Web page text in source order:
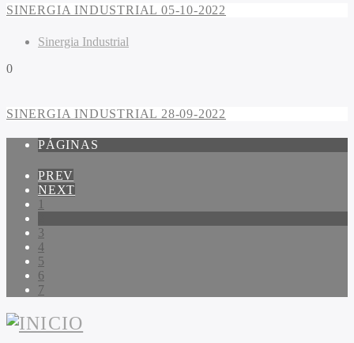
SINERGIA INDUSTRIAL 05-10-2022
Sinergia Industrial
0
SINERGIA INDUSTRIAL 28-09-2022
PÁGINAS
PREV
NEXT
1
3
4
5
6
7